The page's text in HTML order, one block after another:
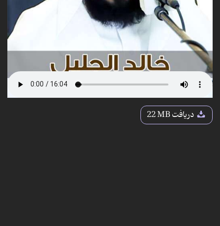
دریافت22 MB